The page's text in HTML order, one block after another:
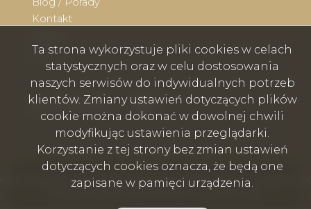
Kontakt
Praca
social media Facebook
Facebook
nieruchomości - Wodzisław Śląski, Rybnik, Skoczów, Cieszyn ©
Ta strona wykorzystuje pliki cookies w celach
statystycznych oraz w celu dostosowania
naszych serwisów do indywidualnych potrzeb
klientów. Zmiany ustawień dotyczących plików
cookie można dokonać w dowolnej chwili
modyfikując ustawienia przeglądarki.
Korzystanie z tej strony bez zmian ustawień
dotyczących cookies oznacza, że będą one
zapisane w pamięci urządzenia.